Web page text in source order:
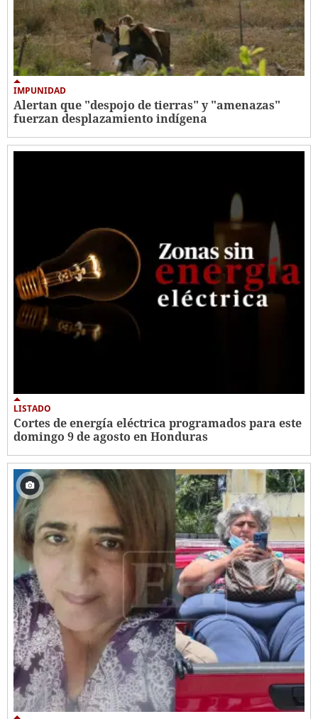
IMPUNIDAD
Alertan que "despojo de tierras" y "amenazas"
fuerzan desplazamiento indígena
LISTADO
Cortes de energía eléctrica programados para este
domingo 9 de agosto en Honduras